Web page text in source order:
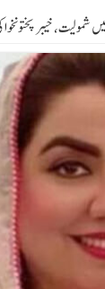
شمولیت، خیبر